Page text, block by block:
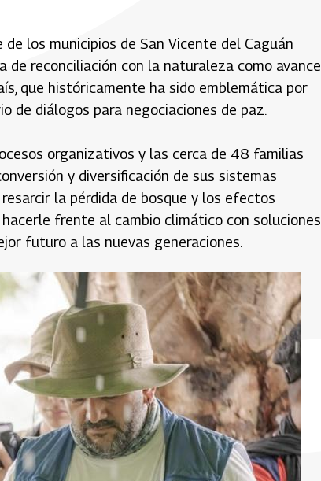
los municipios de San Vicente del Caguán
de reconciliación con la naturaleza como avance
que históricamente ha sido emblemática por
de diálogos para negociaciones de paz.
organizativos y las cerca de 48 familias
y diversificación de sus sistemas
la pérdida de bosque y los efectos
frente al cambio climático con soluciones
futuro a las nuevas generaciones.